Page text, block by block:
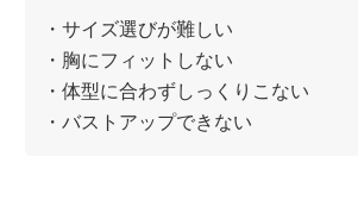
・サイズ選びが難しい
・胸にフィットしない
・体型に合わずしっくりこない
・バストアップできない